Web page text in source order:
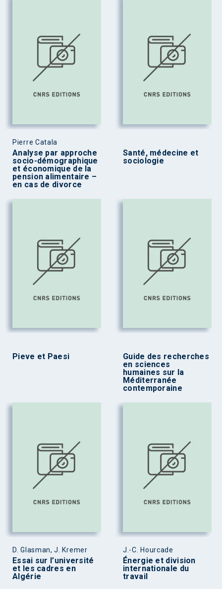
Pierre Catala
Analyse par approche
socio-démographique
et économique de la
pension alimentaire –
en cas de divorce
Santé, médecine et
sociologie
Pieve et Paesi
Guide des recherches
en sciences
humaines sur la
Méditerranée
contemporaine
D. Glasman, J. Kremer
Essai sur l’université
et les cadres en
Algérie
J.-C. Hourcade
Énergie et division
internationale du
travail